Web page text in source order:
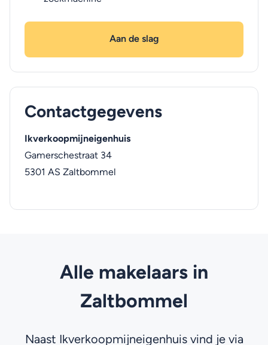
Aan de slag
Contactgegevens
Ikverkoopmijneigenhuis
Gamerschestraat 34
5301 AS Zaltbommel
Alle makelaars in
Zaltbommel
Naast Ikverkoopmijneigenhuis vind je via